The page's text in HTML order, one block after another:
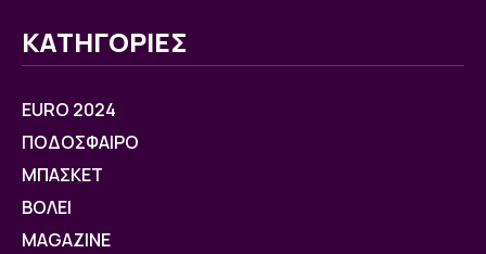
ΚΑΤΗΓΟΡΙΕΣ
EURO 2024
ΠΟΔΟΣΦΑΙΡΟ
ΜΠΑΣΚΕΤ
ΒOΛΕΙ
MAGAZINE